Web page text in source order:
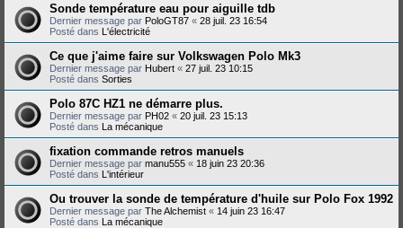
Sonde température eau pour aiguille tdb
Dernier message par PoloGT87 « 28 juil. 23 16:54
Posté dans L'électricité
Ce que j'aime faire sur Volkswagen Polo Mk3
Dernier message par Hubert « 27 juil. 23 10:15
Posté dans Sorties
Polo 87C HZ1 ne démarre plus.
Dernier message par PH02 « 20 juil. 23 15:13
Posté dans La mécanique
fixation commande retros manuels
Dernier message par manu555 « 18 juin 23 20:36
Posté dans L'intérieur
Ou trouver la sonde de température d'huile sur Polo Fox 1992
Dernier message par The Alchemist « 14 juin 23 16:47
Posté dans La mécanique